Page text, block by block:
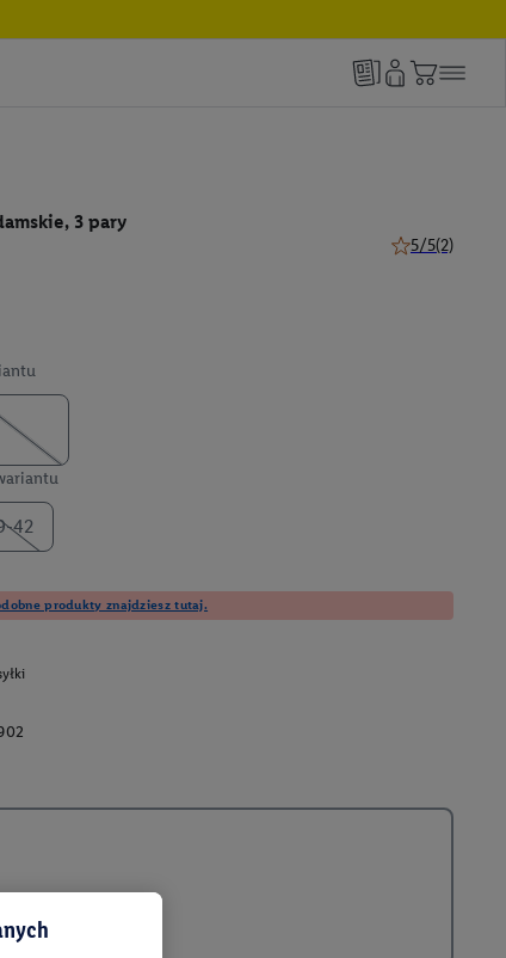
3 pary
5/5(2)
42
produkty znajdziesz tutaj.